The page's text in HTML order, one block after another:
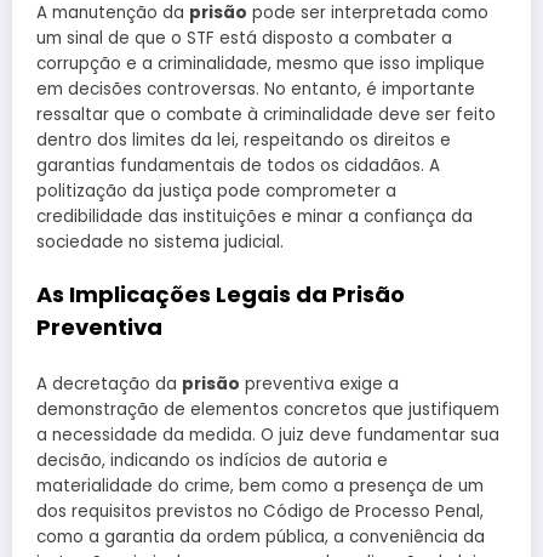
A manutenção da prisão pode ser interpretada como
um sinal de que o STF está disposto a combater a
corrupção e a criminalidade, mesmo que isso implique
em decisões controversas. No entanto, é importante
ressaltar que o combate à criminalidade deve ser feito
dentro dos limites da lei, respeitando os direitos e
garantias fundamentais de todos os cidadãos. A
politização da justiça pode comprometer a
credibilidade das instituições e minar a confiança da
sociedade no sistema judicial.
As Implicações Legais da Prisão
Preventiva
A decretação da prisão preventiva exige a
demonstração de elementos concretos que justifiquem
a necessidade da medida. O juiz deve fundamentar sua
decisão, indicando os indícios de autoria e
materialidade do crime, bem como a presença de um
dos requisitos previstos no Código de Processo Penal,
como a garantia da ordem pública, a conveniência da